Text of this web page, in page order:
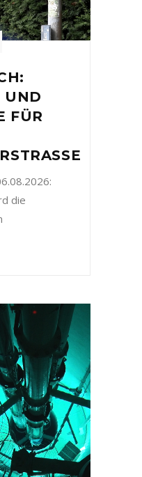
UND
FÜR
die